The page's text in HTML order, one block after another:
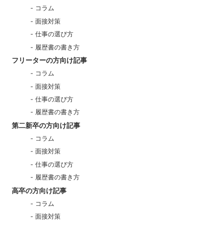
コラム
面接対策
仕事の選び方
履歴書の書き方
フリーターの方向け記事
コラム
面接対策
仕事の選び方
履歴書の書き方
第二新卒の方向け記事
コラム
面接対策
仕事の選び方
履歴書の書き方
高卒の方向け記事
コラム
面接対策